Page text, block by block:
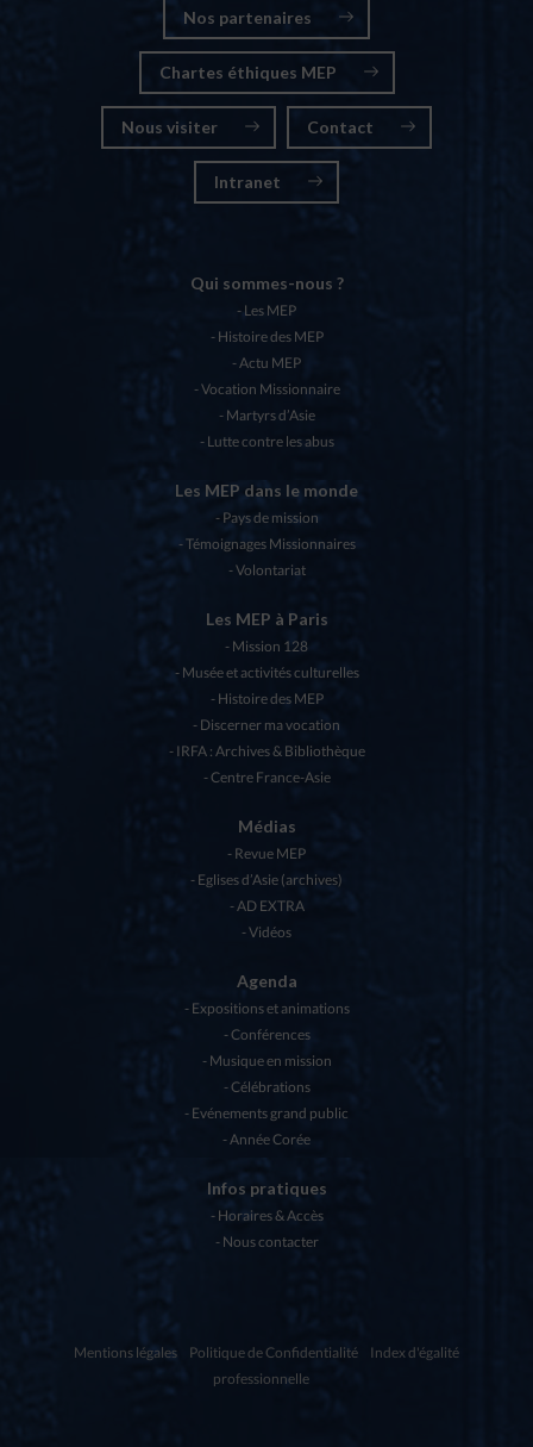
Nos partenaires
Chartes éthiques MEP
Nous visiter Contact
Intranet
Qui sommes-nous ?
Les MEP
Histoire des MEP
Actu MEP
Vocation Missionnaire
Martyrs d’Asie
Lutte contre les abus
Les MEP dans le monde
Pays de mission
Témoignages Missionnaires
Volontariat
Les MEP à Paris
Mission 128
Musée et activités culturelles
Histoire des MEP
Discerner ma vocation
IRFA : Archives & Bibliothèque
Centre France-Asie
Médias
Revue MEP
Eglises d’Asie (archives)
AD EXTRA
Vidéos
Agenda
Expositions et animations
Conférences
Musique en mission
Célébrations
Evénements grand public
Année Corée
Infos pratiques
Horaires & Accès
Nous contacter
Mentions légales Politique de Confidentialité
Index d'égalité
professionnelle